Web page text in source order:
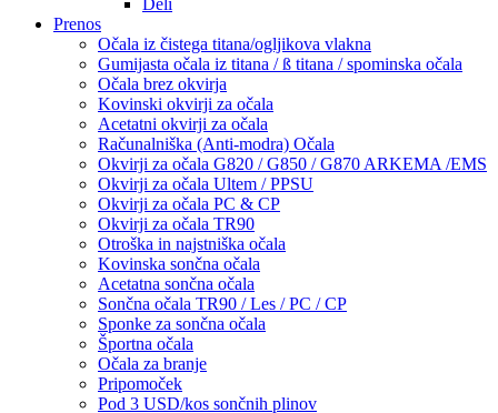
Deli
Prenos
Očala iz čistega titana/ogljikova vlakna
Gumijasta očala iz titana / ß titana / spominska očala
Očala brez okvirja
Kovinski okvirji za očala
Acetatni okvirji za očala
Računalniška (Anti-modra) Očala
Okvirji za očala G820 / G850 / G870 ARKEMA /EMS
Okvirji za očala Ultem / PPSU
Okvirji za očala PC & CP
Okvirji za očala TR90
Otroška in najstniška očala
Kovinska sončna očala
Acetatna sončna očala
Sončna očala TR90 / Les / PC / CP
Sponke za sončna očala
Športna očala
Očala za branje
Pripomoček
Pod 3 USD/kos sončnih plinov